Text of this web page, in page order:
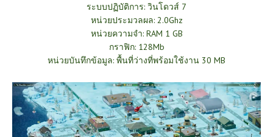
ระบบปฏิบัติการ: วินโดวส์ 7
หน่วยประมวลผล: 2.0Ghz
หน่วยความจำ: RAM 1 GB
กราฟิก: 128Mb
หน่วยบันทึกข้อมูล: พื้นที่ว่างที่พร้อมใช้งาน 30 MB